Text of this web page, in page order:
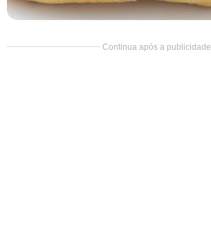
Continua após a publicidade..